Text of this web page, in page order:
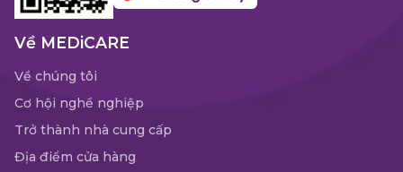
Về MEDiCARE
Về chúng tôi
Cơ hội nghề nghiệp
Trở thành nhà cung cấp
Địa điểm cửa hàng